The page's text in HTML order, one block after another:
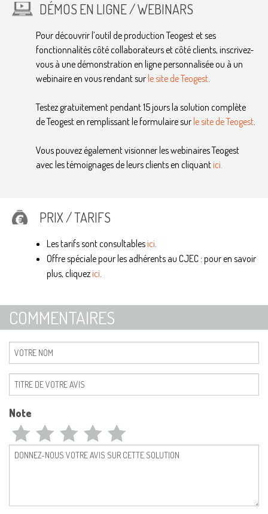
DÉMOS EN LIGNE / WEBINARS
Pour découvrir l’outil de production Teogest et ses
fonctionnalités côté collaborateurs et côté clients, inscrivez-
vous à une démonstration en ligne personnalisée ou à un
webinaire en vous rendant sur le site de Teogest
Testez gratuitement pendant 15 jours la solution complète
de Teogest en remplissant le formulaire sur le site de Teogest
Vous pouvez également visionner les webinaires Teogest
avec les témoignages de leurs clients en cliquant ici
PRIX / TARIFS
Les tarifs sont consultablesici
Offre spéciale pour les adhérents au CJEC : pour en savoir
plus, cliquezici
COMMENTAIRES
Note